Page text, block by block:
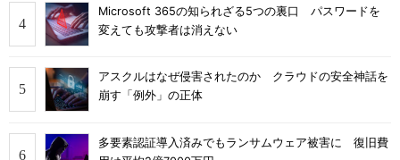
Microsoft 365の知られざる5つの裏口 パスワードを
変えても攻撃者は消えない
アスクルはなぜ侵害されたのか クラウドの安全神話を
崩す「例外」の正体
多要素認証導入済みでもランサムウェア被害に 復旧費